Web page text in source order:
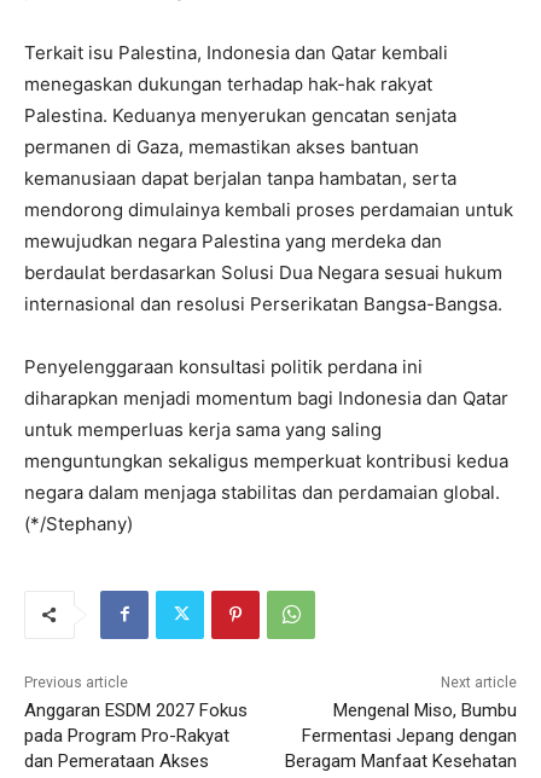
Terkait isu Palestina, Indonesia dan Qatar kembali
menegaskan dukungan terhadap hak-hak rakyat
Palestina. Keduanya menyerukan gencatan senjata
permanen di Gaza, memastikan akses bantuan
kemanusiaan dapat berjalan tanpa hambatan, serta
mendorong dimulainya kembali proses perdamaian untuk
mewujudkan negara Palestina yang merdeka dan
berdaulat berdasarkan Solusi Dua Negara sesuai hukum
internasional dan resolusi Perserikatan Bangsa-Bangsa.
Penyelenggaraan konsultasi politik perdana ini
diharapkan menjadi momentum bagi Indonesia dan Qatar
untuk memperluas kerja sama yang saling
menguntungkan sekaligus memperkuat kontribusi kedua
negara dalam menjaga stabilitas dan perdamaian global.
(*/Stephany)
Previous article
Anggaran ESDM 2027 Fokus
pada Program Pro-Rakyat
dan Pemerataan Akses
Next article
Mengenal Miso, Bumbu
Fermentasi Jepang dengan
Beragam Manfaat Kesehatan